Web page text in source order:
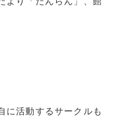
に活動するサークルも